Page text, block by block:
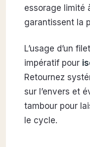
essorage limité
garantissent la
L’usage d’un
impératif pour
Retournez
sur l’envers et
tambour pour
le cycle.